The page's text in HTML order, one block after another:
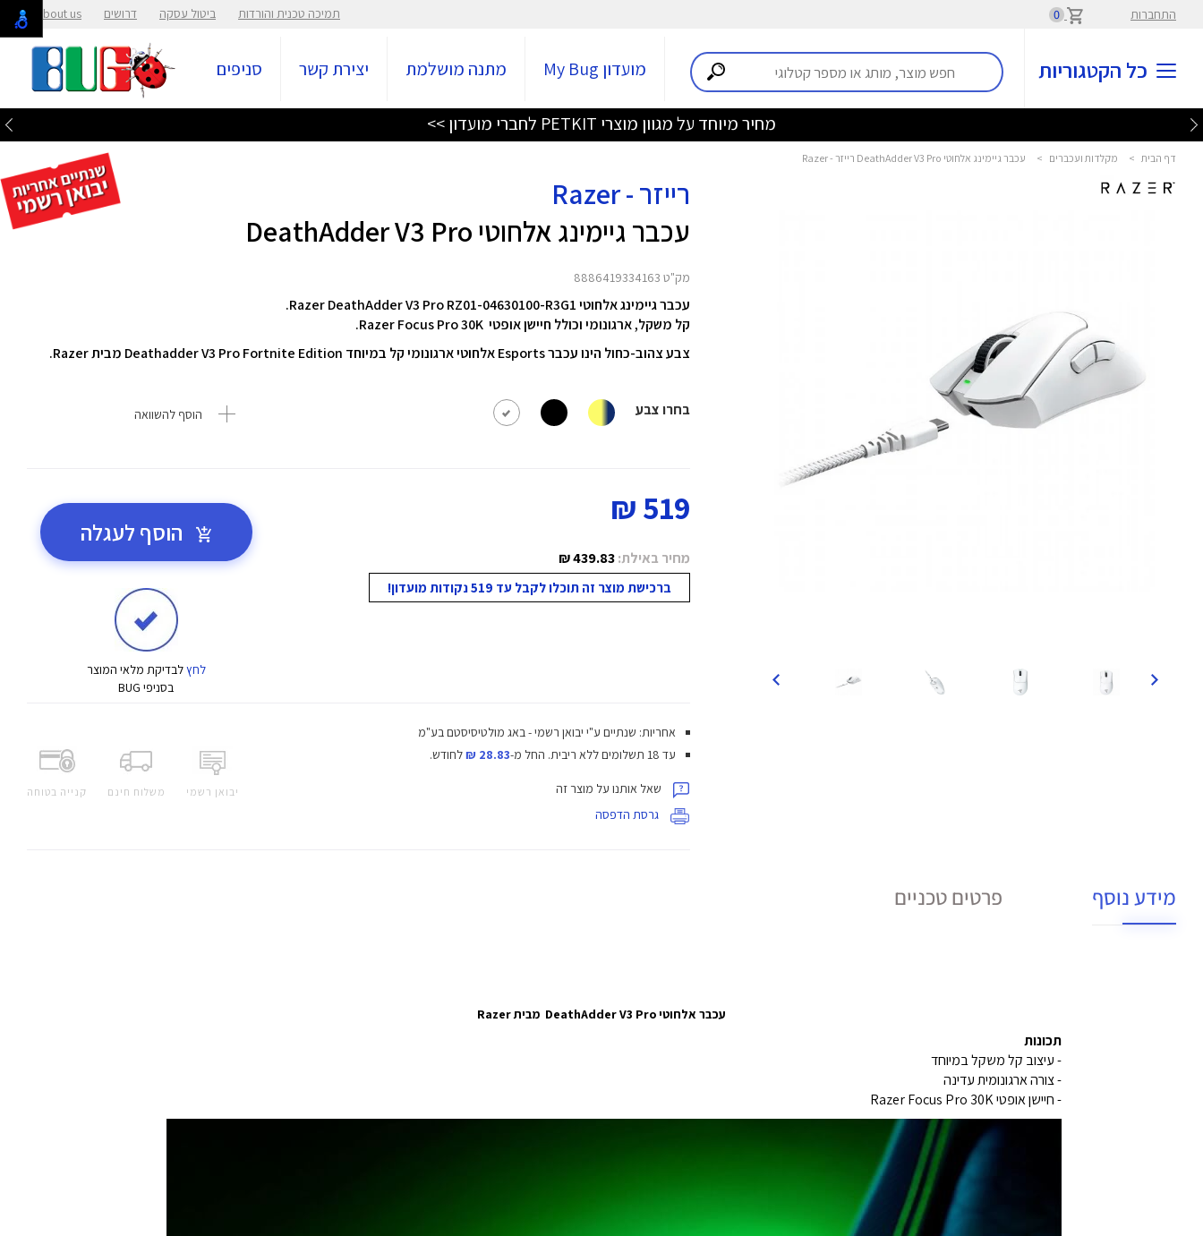
התחברות 0 תמיכה טכנית והורדות ביטול עסקה דרושים About us
כל הקטגוריות מועדון My Bug מתנה מושלמת יצירת קשר סניפים
מחיר מיוחד על מגוון מוצרי PETKIT לחברי מועדון >>
דף הבית > מקלדות ועכברים > עכבר גיימינג אלחוטי DeathAdder V3 Pro רייזר - Razer
רייזר - Razer
עכבר גיימינג אלחוטי DeathAdder V3 Pro
מק"ט 8886419334163
עכבר גיימינג אלחוטי Razer DeathAdder V3 Pro RZ01-04630100-R3G1.
קל משקל, ארגונומי וכולל חיישן אופטי Razer Focus Pro 30K.
צבע צהוב-כחול הינו עכבר Esports אלחוטי ארגונומי קל במיוחד Deathadder V3 Pro Fortnite Edition מבית Razer.
בחרו צבע הוסף להשוואה
519 ₪
מחיר באילת:439.83 ₪
ברכישת מוצר זה תוכלו לקבל עד 519 נקודות מועדון!
הוסף לעגלה
לחץלבדיקת מלאי המוצר
בסניפי BUG
יבואן רשמי משלוח חינם קנייה בטוחה
אחריות: שנתיים ע"י יבואן רשמי - באג מולטיסיסטם בע"מ
עד 18 תשלומים ללא ריבית.
החל מ-28.83 ₪ לחודש.
שאל אותנו על מוצר זה
גרסת הדפסה
מידע נוסף פרטים טכניים
עכבר אלחוטי DeathAdder V3 Pro מבית Razer
תכונות
- עיצוב קל משקל במיוחד
- צורה ארגונומית עדינה
- חיישן אופטי Razer Focus Pro 30K